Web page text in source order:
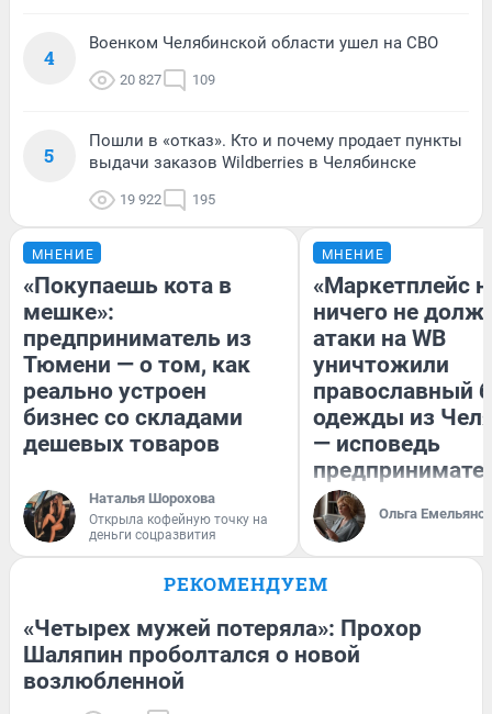
4
Военком Челябинской области ушел на СВО
20 827 109
5
Пошли в «отказ». Кто и почему продает пункты
выдачи заказов Wildberries в Челябинске
19 922 195
МНЕНИЕ
«Покупаешь кота в
мешке»:
предприниматель из
Тюмени — о том, как
реально устроен
бизнес со складами
дешевых товаров
Наталья Шорохова
Открыла кофейную точку на
деньги соцразвития
МНЕНИЕ
«Маркетплейс
ничего не
атаки на WB
уничтожили
православный
одежды из
— исповедь
Ольга
РЕКОМЕНДУЕМ
«Четырех мужей потеряла»: Прохор
Шаляпин проболтался о новой
возлюбленной